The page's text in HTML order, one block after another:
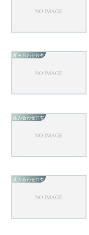
組み合わせ共有
組み合わせ共有
組み合わせ共有